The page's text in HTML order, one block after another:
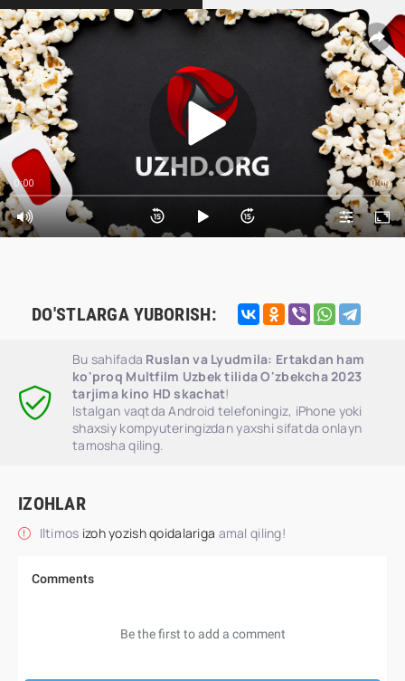
0:00 0:00
DO'STLARGA YUBORISH:
Bu sahifada Ruslan va Lyudmila: Ertakdan ham
ko'proq Multfilm Uzbek tilida O'zbekcha 2023
tarjima kino HD skachat!
Istalgan vaqtda Android telefoningiz, iPhone yoki
shaxsiy kompyuteringizdan yaxshi sifatda onlayn
tamosha qiling.
IZOHLAR
Iltimos izoh yozish qoidalariga amal qiling!